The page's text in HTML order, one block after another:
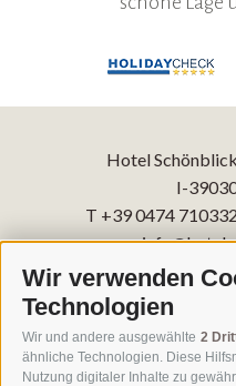
Wir verwenden
Technologien
Wir und andere ausgewählte 2
ähnliche Technologien. Diese
Nutzung digitaler Inhalte zu
Hotel
I-
T +39 0474 710332
Cookie-Richtlinie Privacy Cookie